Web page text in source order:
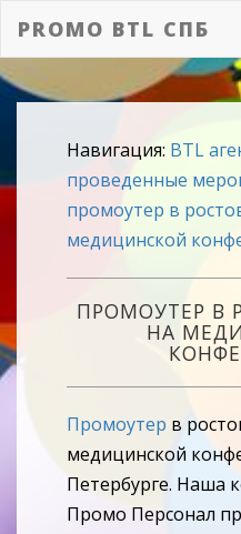
PROMO BTL СПБ
Навигация: BTL
проведенные
промоутер в
медицинской
ПРОМОУТЕР В
НА
Промоутер в
медицинской
Петербурге. Наша
Промо Персонал